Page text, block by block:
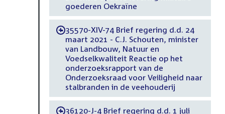
goederen Oekraïne
-35570-XIV-74 Brief regering d.d. 24
maart 2021 - C.J. Schouten, minister
van Landbouw, Natuur en
Voedselkwaliteit Reactie op het
onderzoeksrapport van de
Onderzoeksraad voor Veiligheid naar
stalbranden in de veehouderij
-36120-J-4 Brief regering d.d. 1 juli